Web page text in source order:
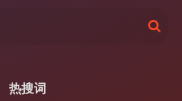
搜
索
热搜词